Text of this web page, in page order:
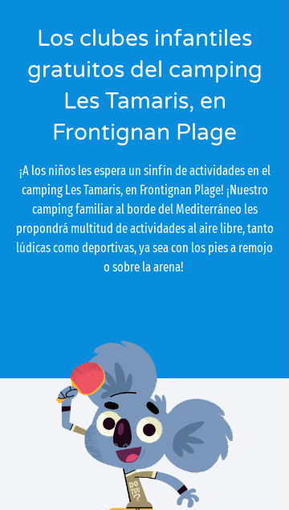
Los clubes infantiles
gratuitos del camping
Les Tamaris, en
Frontignan Plage
¡A los niños les espera un sinfín de actividades en el
camping Les Tamaris, en Frontignan Plage! ¡Nuestro
camping familiar al borde del Mediterráneo les
propondrá multitud de actividades al aire libre, tanto
lúdicas como deportivas, ya sea con los pies a remojo
o sobre la arena!